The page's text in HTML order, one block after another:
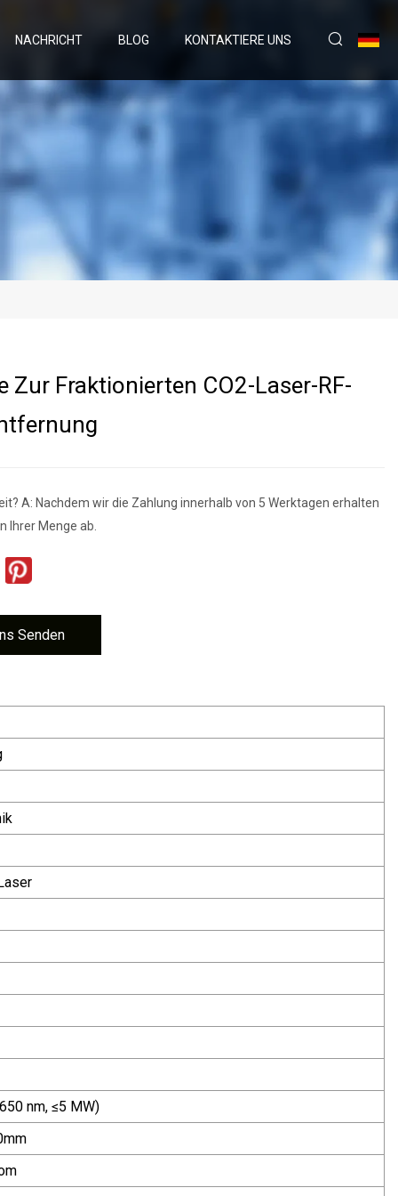
NACHRICHT BLOG KONTAKTIERE UNS
Zur Fraktionierten CO2-Laser-RF-
A: Nachdem wir die Zahlung innerhalb von 5 Werktagen erhalten
Ihrer Menge ab.
Senden
nm, ≤5 MW)